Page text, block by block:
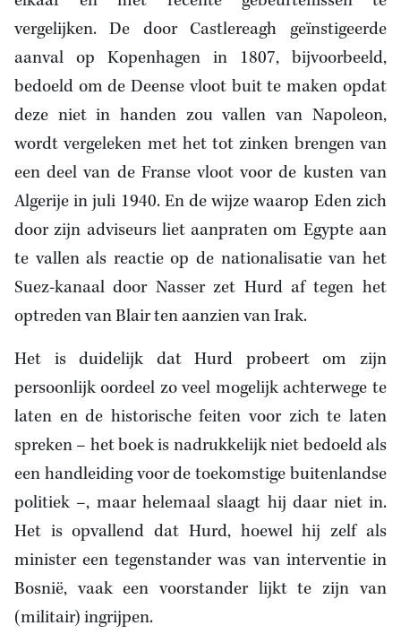
vergelijken. De door Castlereagh geïnstigeerde
aanval op Kopenhagen in 1807, bijvoorbeeld,
bedoeld om de Deense vloot buit te maken opdat
deze niet in handen zou vallen van Napoleon,
wordt vergeleken met het tot zinken brengen van
een deel van de Franse vloot voor de kusten van
Algerije in juli 1940. En de wijze waarop Eden zich
door zijn adviseurs liet aanpraten om Egypte aan
te vallen als reactie op de nationalisatie van het
Suez-kanaal door Nasser zet Hurd af tegen het
optreden van Blair ten aanzien van Irak.
Het is duidelijk dat Hurd probeert om zijn
persoonlijk oordeel zo veel mogelijk achterwege te
laten en de historische feiten voor zich te laten
spreken – het boek is nadrukkelijk niet bedoeld als
een handleiding voor de toekomstige buitenlandse
politiek –, maar helemaal slaagt hij daar niet in.
Het is opvallend dat Hurd, hoewel hij zelf als
minister een tegenstander was van interventie in
Bosnië, vaak een voorstander lijkt te zijn van
(militair) ingrijpen.